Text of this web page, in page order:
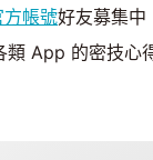
帳號好友募集中
App 的密技心